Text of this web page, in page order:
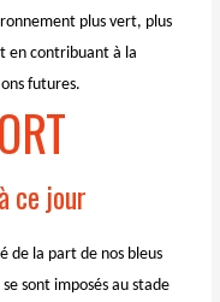
plus vert, plus
en contribuant à la
futures.
ce jour
de la part de nos bleus
sont imposés au stade